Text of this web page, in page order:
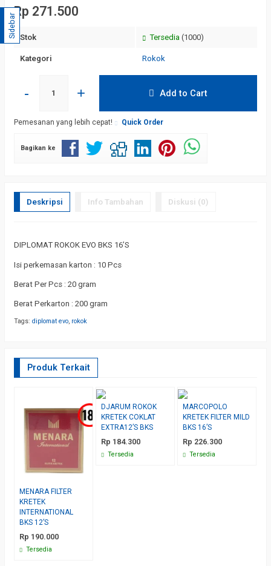
Rp 271.500
Stok Tersedia (1000)
Kategori Rokok
- + Add to Cart
Pemesanan yang lebih cepat! Quick Order
Bagikan ke
Deskripsi Info Tambahan Diskusi (0)
DIPLOMAT ROKOK EVO BKS 16’S
Isi perkemasan karton : 10 Pcs
Berat Per Pcs : 20 gram
Berat Perkarton : 200 gram
Tags: diplomat evo, rokok
Produk Terkait
MENARA FILTER
KRETEK
INTERNATIONAL
BKS 12’S
Rp 190.000
Tersedia
DJARUM ROKOK
KRETEK COKLAT
EXTRA12’S BKS
Rp 184.300
Tersedia
MARCOPOLO
KRETEK FILTER MILD
BKS 16’S
Rp 226.300
Tersedia
Sidebar